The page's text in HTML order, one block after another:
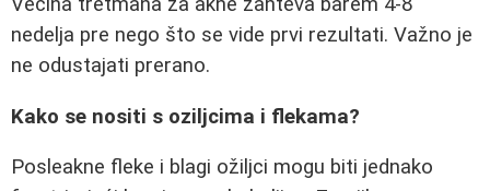
nedelja pre nego što se vide prvi rezultati. Važno je
ne odustajati prerano.
Kako se nositi s oziljcima i flekama?
Posleakne fleke i blagi ožiljci mogu biti jednako